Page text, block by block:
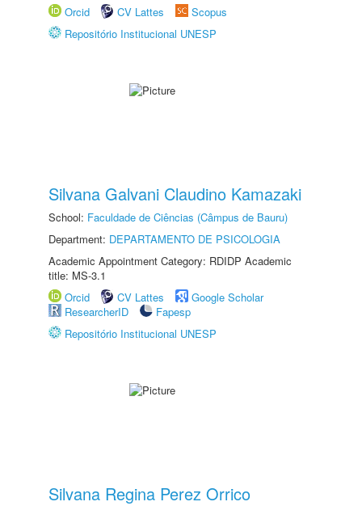
Orcid
CV Lattes
Scopus
Repositório Institucional UNESP
Silvana Galvani Claudino Kamazaki
School: Faculdade de Ciências (Câmpus de Bauru)
Department: DEPARTAMENTO DE PSICOLOGIA
Academic Appointment Category: RDIDP Academic
title: MS-3.1
Orcid
CV Lattes
Google Scholar
ResearcherID
Fapesp
Repositório Institucional UNESP
Silvana Regina Perez Orrico